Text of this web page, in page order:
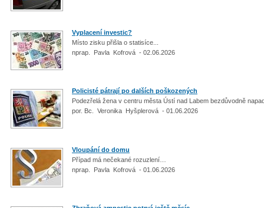
Vyplacení investic?
​Místo zisku přišla o statisíce...
nprap. Pavla Kofrová - 02.06.2026
Policisté pátrají po dalších poškozených
Podezřelá žena v centru města Ústí nad Labem bezdůvodně
por. Bc. Veronika Hyšplerová - 01.06.2026
Vloupání do domu
Případ má nečekané rozuzlení…
nprap. Pavla Kofrová - 01.06.2026